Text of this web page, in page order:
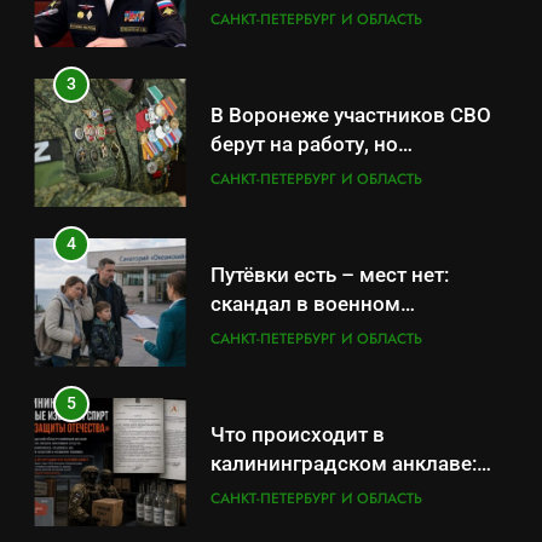
оказывает платные услуги по
САНКТ-ПЕТЕРБУРГ И ОБЛАСТЬ
3
В Воронеже участников СВО
берут на работу, но
удержаться удаётся не всем
САНКТ-ПЕТЕРБУРГ И ОБЛАСТЬ
4
Путёвки есть – мест нет:
скандал в военном
санатории Владивостока
САНКТ-ПЕТЕРБУРГ И ОБЛАСТЬ
5
Что происходит в
калининградском анклаве:
военные изымают спирт «для
САНКТ-ПЕТЕРБУРГ И ОБЛАСТЬ